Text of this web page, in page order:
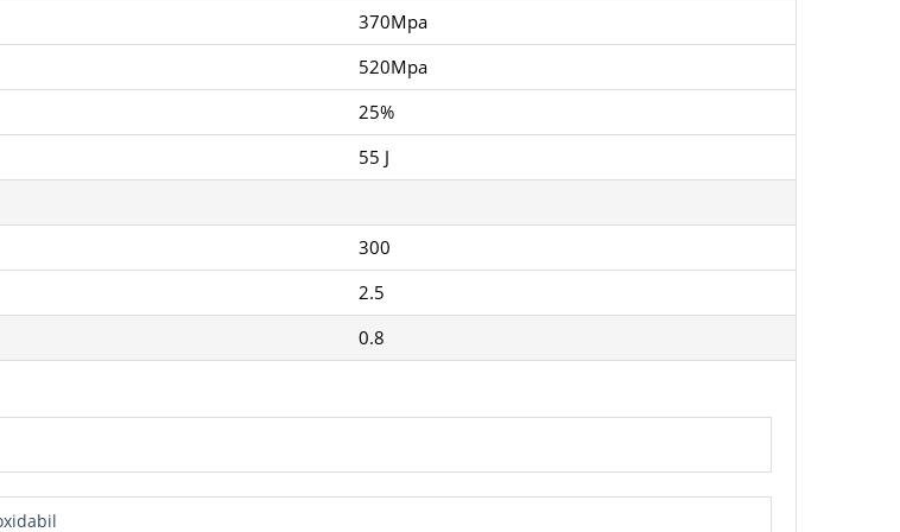
370Mpa
520Mpa
25%
55 J
300
2.5
0.8